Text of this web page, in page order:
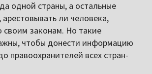
одной страны, а остальные
ли человека,
своим законам. Но такие
чтобы донести информацию
правоохранителей всех стран-